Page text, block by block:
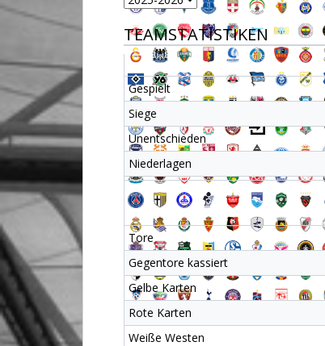
TEAMSTATISTIKEN
Gespielt
Siege
Unentschieden
Niederlagen
Tore
Gegentore kassiert
Gelbe Karten
Rote Karten
Weiße Westen